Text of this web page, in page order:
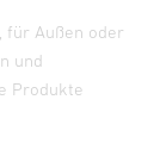
für Außen oder
und
Produkte